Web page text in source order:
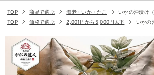
TOP 商品で選ぶ 海老・いか・たこ
いかの沖漬け
TOP
価格で選ぶ 2,001円から5,000円以下 いかの